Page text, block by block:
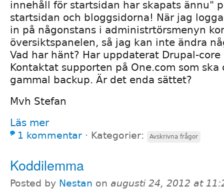
innehåll för startsidan har skapats ännu"
startsidan och bloggsidorna! När jag
in på någonstans i administrtörsmenyn
översiktspanelen, så jag kan inte ändra
Vad har hänt? Har uppdaterat Drupal-
Kontaktat supporten på One.com som ska
gammal backup. Är det enda sättet?
Mvh Stefan
Läs mer
1 kommentar ⋅ Kategorier: Avskrivna frågor
Koddilemma
Posted by Nestan on augusti 24, 2012 at